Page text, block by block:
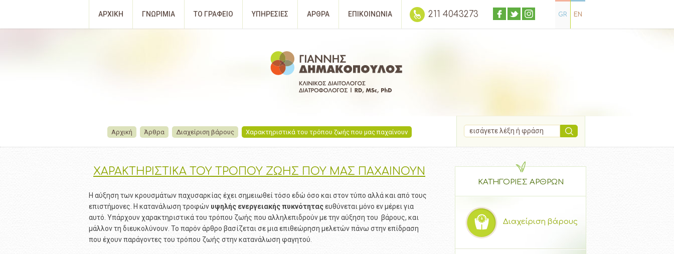
GR EN
ΑΡΧΙΚΗ ΓΝΩΡΙΜΙΑ ΤΟ ΓΡΑΦΕΙΟ ΥΠΗΡΕΣΙΕΣ ΑΡΘΡΑ ΕΠΙΚΟΙΝΩΝΙΑ 211 4043273
Αρχική Άρθρα Διαχείριση βάρους Χαρακτηριστικά του τρόπου ζωής που μας παχαίνουν
ΧΑΡΑΚΤΗΡΙΣΤΙΚΑ ΤΟΥ ΤΡΟΠΟΥ ΖΩΗΣ ΠΟΥ ΜΑΣ ΠΑΧΑΙΝΟΥΝ
Η αύξηση των κρουσμάτων παχυσαρκίας έχει σημειωθεί τόσο εδώ όσο και στον τύπο αλλά και από τους
επιστήμονες. Η κατανάλωση τροφών υψηλής ενεργειακήςπυκνότηταςευθύνεται μόνο εν μέρει για
αυτό. Υπάρχουν χαρακτηριστικά του τρόπου ζωής που αλληλεπιδρούν με την αύξηση του βάρους, και
μάλλον τη διευκολύνουν. Το παρόν άρθρο βασίζεται σε μια επιθεώρηση μελετών πάνω στην επίδραση
που έχουν παράγοντες του τρόπου ζωής στην κατανάλωση φαγητού.
ΚΑΤΗΓΟΡΙΕΣ ΑΡΘΡΩΝ
Διαχείριση βάρους